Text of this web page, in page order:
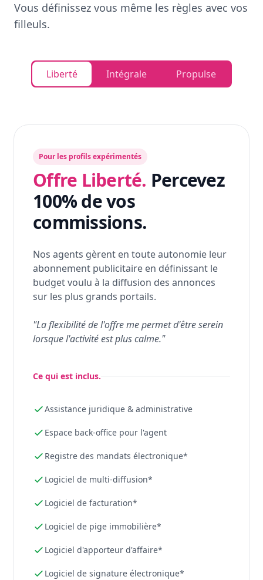
Vous définissez vous même les règles avec vos
filleuls.
Liberté Intégrale Propulse
Pour les profils expérimentés
Offre Liberté. Percevez
100% de vos
commissions.
Nos agents gèrent en toute autonomie leur
abonnement publicitaire en définissant le
budget voulu à la diffusion des annonces
sur les plus grands portails.
"La flexibilité de l'offre me permet d'être serein
lorsque l'activité est plus calme."
Ce qui est inclus.
Assistance juridique & administrative
Espace back-office pour l'agent
Registre des mandats électronique*
Logiciel de multi-diffusion*
Logiciel de facturation*
Logiciel de pige immobilière*
Logiciel d'apporteur d'affaire*
Logiciel de signature électronique*